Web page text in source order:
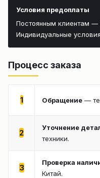
Условия предоплаты
Постоянным клиентам
Индивидуальные
Процесс заказа
1 Обращение —
2
Уточнение
техники.
3
Проверка
Китай.